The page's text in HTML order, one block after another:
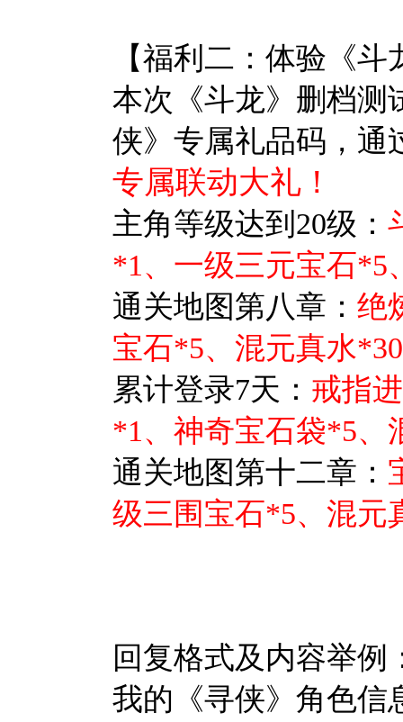
【福利二：体验《
本次《斗龙》删档测
侠》专属礼品码，通
专属联动大礼！
主角等级达到20级：
*1、一级三元宝石*5
通关地图第八章： 绝
宝石*5、混元真水*30
累计登录7天： 戒指
*1、神奇宝石袋*5、
通关地图第十二章：
级三围宝石*5、混元
回复格式及内容举例
我的《寻侠》角色信